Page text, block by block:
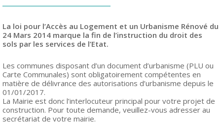
La loi pour l’Accès au Logement et un Urbanisme Rénové du
24 Mars 2014 marque la fin de l’instruction du droit des
sols par les services de l’Etat.
Les communes disposant d’un document d’urbanisme (PLU ou
Carte Communales) sont obligatoirement compétentes en
matière de délivrance des autorisations d’urbanisme depuis le
01/01/2017.
La Mairie est donc l’interlocuteur principal pour votre projet de
construction. Pour toute demande, veuillez-vous adresser au
secrétariat de votre mairie.